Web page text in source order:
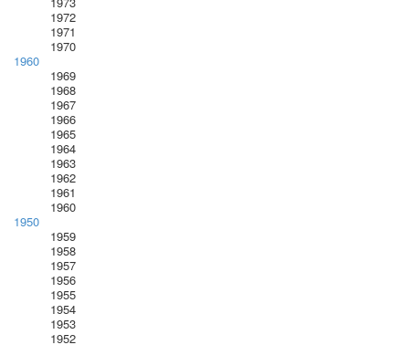
1972
1971
1970
1960
1969
1968
1967
1966
1965
1964
1963
1962
1961
1960
1950
1959
1958
1957
1956
1955
1954
1953
1952